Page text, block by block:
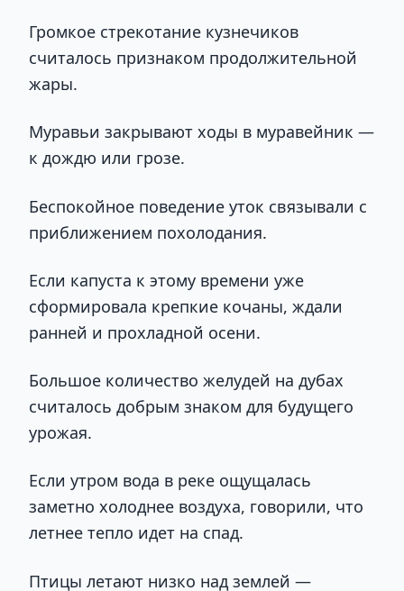
Громкое стрекотание кузнечиков
считалось признаком продолжительной
жары.
Муравьи закрывают ходы в муравейник —
к дождю или грозе.
Беспокойное поведение уток связывали с
приближением похолодания.
Если капуста к этому времени уже
сформировала крепкие кочаны, ждали
ранней и прохладной осени.
Большое количество желудей на дубах
считалось добрым знаком для будущего
урожая.
Если утром вода в реке ощущалась
заметно холоднее воздуха, говорили, что
летнее тепло идет на спад.
Птицы летают низко над землей —